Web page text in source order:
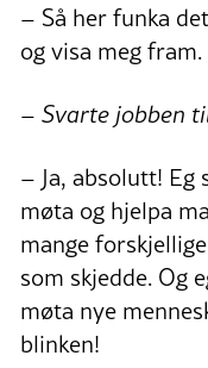
– Så her funka
og visa meg fram.
– Svarte jobben
– Ja, absolutt! Eg
møta og hjelpa
mange
som skjedde. Og
møta nye
blinken!